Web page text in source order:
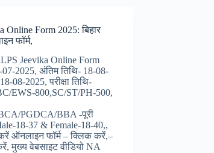
Online Form 2025: बिहार
फॉर्म,
Jeevika Online Form
2025, अंतिम तिथि- 18-08-
08-2025, परीक्षा तिथि-
EWS-800,SC/ST/PH-500,
PGDCA/BBA -पूरी
18-37 & Female-18-40,,
ऑनलाइन फॉर्म – क्लिक करें,–
मुख्य वेबसाइट वीडियो NA